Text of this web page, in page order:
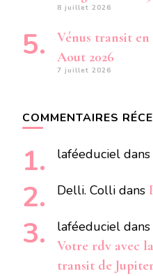
8 juillet 2026
Vénus transit
Aout 2026
7 juillet 2026
COMMENTAIRES
laféeduciel dans
Delli. Colli dans
laféeduciel dans
Votre rdv avec
transit de